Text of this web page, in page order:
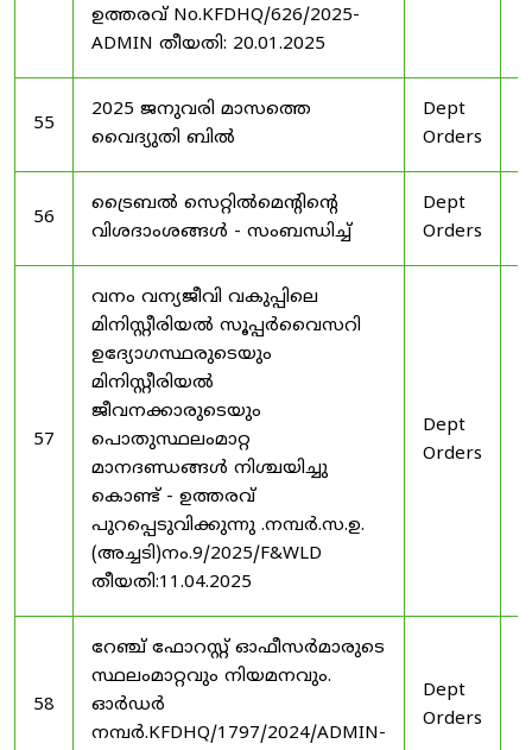
ഉത്തരവ് No.KFDHQ/626/2025-
ADMIN തീയതി: 20.01.2025
55
2025 ജനുവരി മാസത്തെ
വൈദ്യുതി ബിൽ
Dept
Orders
56
ട്രൈബൽ സെറ്റിൽമെൻ്റിൻ്റെ
വിശദാംശങ്ങൾ - സംബന്ധിച്ച്
Dept
Orders
57
വനം വന്യജീവി വകുപ്പിലെ
മിനിസ്റ്റീരിയൽ സൂപ്പർവൈസറി
ഉദ്യോഗസ്ഥരുടെയും
മിനിസ്റ്റീരിയൽ
ജീവനക്കാരുടെയും
പൊതുസ്ഥലംമാറ്റ
മാനദണ്ഡങ്ങൾ നിശ്ചയിച്ചു
കൊണ്ട് - ഉത്തരവ്
പുറപ്പെടുവിക്കുന്നു .നമ്പർ.സ.ഉ.
(അച്ചടി)നം.9/2025/F&WLD
തീയതി:11.04.2025
Dept
Orders
58
റേഞ്ച് ഫോറസ്റ്റ് ഓഫീസർമാരുടെ
സ്ഥലംമാറ്റവും നിയമനവും.
ഓർഡർ
നമ്പർ.KFDHQ/1797/2024/ADMIN-
Dept
Orders